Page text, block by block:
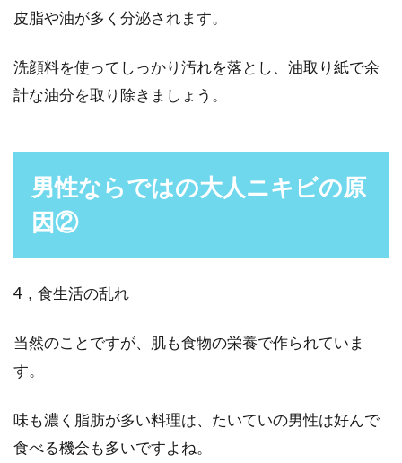
皮脂や油が多く分泌されます。
洗顔料を使ってしっかり汚れを落とし、油取り紙で余
計な油分を取り除きましょう。
男性ならではの大人ニキビの原
因②
4，食生活の乱れ
当然のことですが、肌も食物の栄養で作られていま
す。
味も濃く脂肪が多い料理は、たいていの男性は好んで
食べる機会も多いですよね。